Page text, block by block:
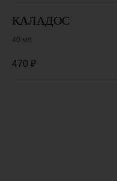
КАЛАДОС
40 мл
470 ₽